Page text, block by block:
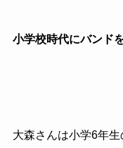
小学校時代にバンド
大森さんは小学6年